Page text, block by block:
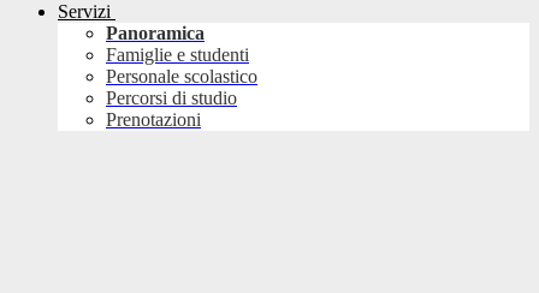
Servizi
Panoramica
Famiglie e studenti
Personale scolastico
Percorsi di studio
Prenotazioni